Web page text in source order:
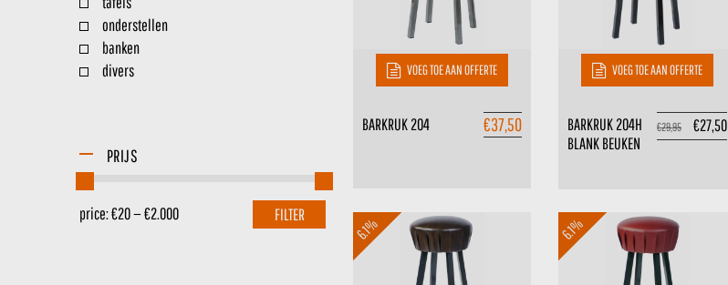
onderstellen
banken
divers
PRIJS
FILTER
price:€20—€2.000
VOEG TOE AAN OFFERTE
€37,50
BARKRUK 204
VOEG TOE AAN OFFERTE
€29,95 €27,50
BARKRUK 204H
BLANK BEUKEN
6.1% 6.1%